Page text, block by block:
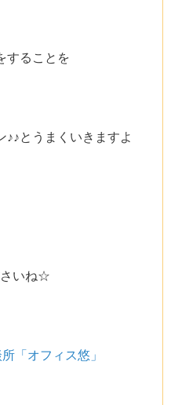
することを
とうまくいきますよ
いね☆
「オフィス悠」